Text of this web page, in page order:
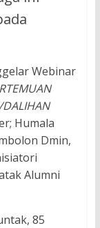
Webinar
DALIHAN
Humala
Dmin,
Alumni
85